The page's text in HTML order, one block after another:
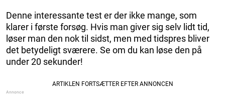
Denne interessante test er der ikke mange, som
klarer i første forsøg. Hvis man giver sig selv lidt tid,
løser man den nok til sidst, men med tidspres bliver
det betydeligt sværere. Se om du kan løse den på
under 20 sekunder!